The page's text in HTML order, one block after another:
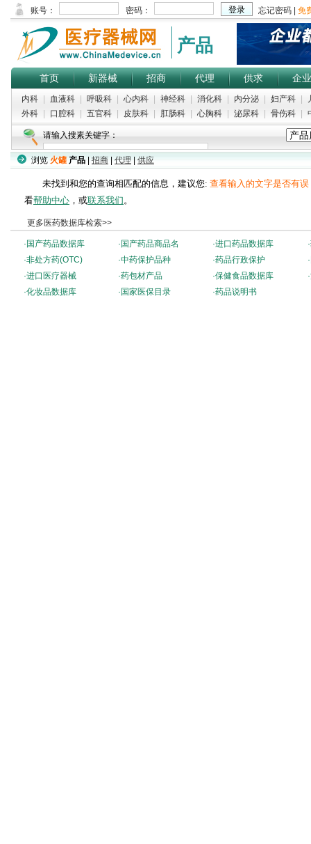
产品
首页 新器械 招商 代理 供求 企业
内科 血液科 呼吸科 心内科 神经科 消化科 内分泌 妇产科
外科
口腔科 五官科 皮肤科 肛肠科 心胸科 泌尿科 骨伤科
请输入搜素关键字：
浏览 火罐 产品 招商 代理 供应
未找到和您的查询相匹配的信息，建议您: 查看输入的文字是否有误
看帮助中心 ，或联系我们。
更多医药数据库检索>>
· 国产药品数据库 · 国产药品商品名 ·进口药品数据库 ·
·非处方药(OTC) ·中药保护品种 ·药品行政保护 ·
·进口医疗器械 ·药包材产品 ·保健食品数据库 ·
·化妆品数据库 · 国家医保目录 ·药品说明书